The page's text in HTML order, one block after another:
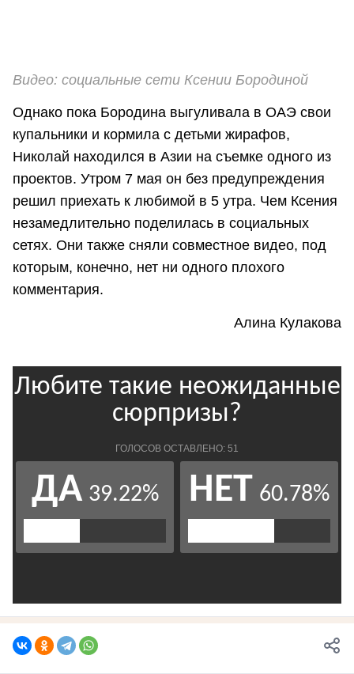
Видео: социальные сети Ксении Бородиной
Однако пока Бородина выгуливала в ОАЭ свои
купальники и кормила с детьми жирафов,
Николай находился в Азии на съемке одного из
проектов. Утром 7 мая он без предупреждения
решил приехать к любимой в 5 утра. Чем Ксения
незамедлительно поделилась в социальных
сетях. Они также сняли совместное видео, под
которым, конечно, нет ни одного плохого
комментария.
Алина Кулакова